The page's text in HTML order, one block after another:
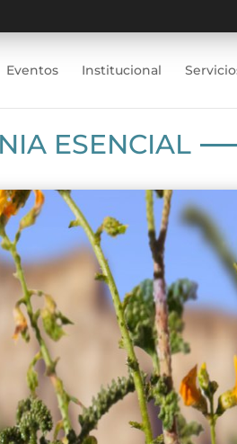
Eventos Institucional
ESENCIAL